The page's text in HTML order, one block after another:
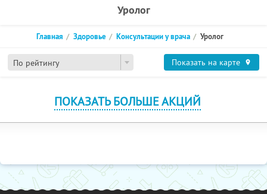
Уролог
По рейтингу
Главная Здоровье Консультации у врача Уролог
Показать на карте
ПОКАЗАТЬ БОЛЬШЕ АКЦИЙ